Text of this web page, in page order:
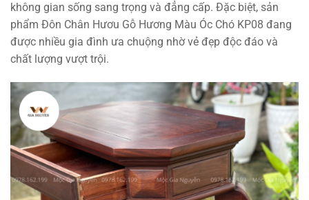
không gian sống sang trọng và đẳng cấp. Đặc biệt, sản
phẩm Đôn Chân Hươu Gỗ Hương Màu Óc Chó KP08 đang
được nhiều gia đình ưa chuộng nhờ vẻ đẹp độc đáo và
chất lượng vượt trội.